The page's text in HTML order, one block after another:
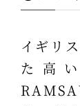
イギリ
た高